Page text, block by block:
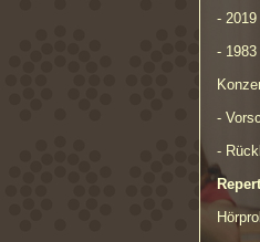
-
-
-
-